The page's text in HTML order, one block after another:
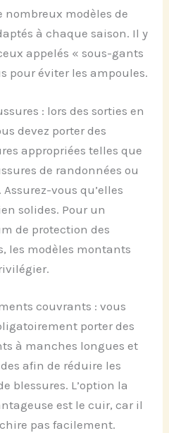
nombreux modèles de
à chaque saison. Il y
appelés « sous-gants
pour éviter les ampoules.
: lors des sorties en
devez porter des
appropriées telles que
de randonnées ou
Assurez-vous qu’elles
solides. Pour un
de protection des
les modèles montants
couvrants : vous
porter des
à manches longues et
afin de réduire les
blessures. L’option la
est le cuir, car il
pas facilement.